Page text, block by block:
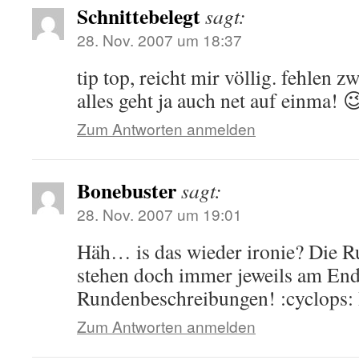
Schnittebelegtsagt:
28. Nov. 2007 um 18:37
tip top, reicht mir völlig. fehlen
alles geht ja auch net auf einma!
Zum Antworten anmelden
Bonebustersagt:
28. Nov. 2007 um 19:01
Häh… is das wieder ironie? Die
stehen doch immer jeweils am
Rundenbeschreibungen!
Zum Antworten anmelden